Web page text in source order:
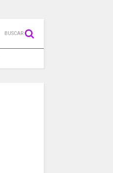
BUSCAR